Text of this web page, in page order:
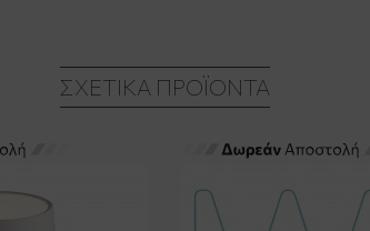
ΣΧΕΤΙΚΆ ΠΡΟΪΌΝΤΑ